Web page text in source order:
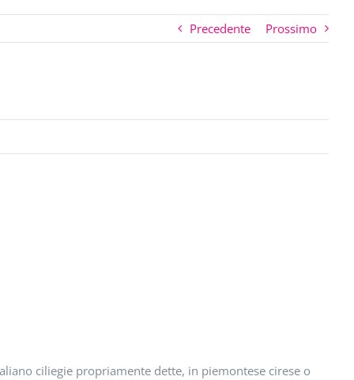
Precedente Prossimo
ciliegie propriamente dette, in piemontese cirese o